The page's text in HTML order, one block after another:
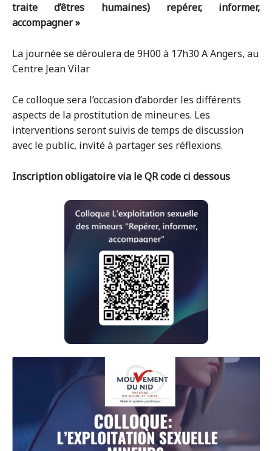
traite d’êtres humaines) repérer, informer,
accompagner »
La journée se déroulera de 9H00 à 17h30 A Angers, au
Centre Jean Vilar
Ce colloque sera l’occasion d’aborder les différents
aspects de la prostitution de mineur·es. Les
interventions seront suivis de temps de discussion
avec le public, invité à partager ses réflexions.
Inscription obligatoire via le QR code ci dessous